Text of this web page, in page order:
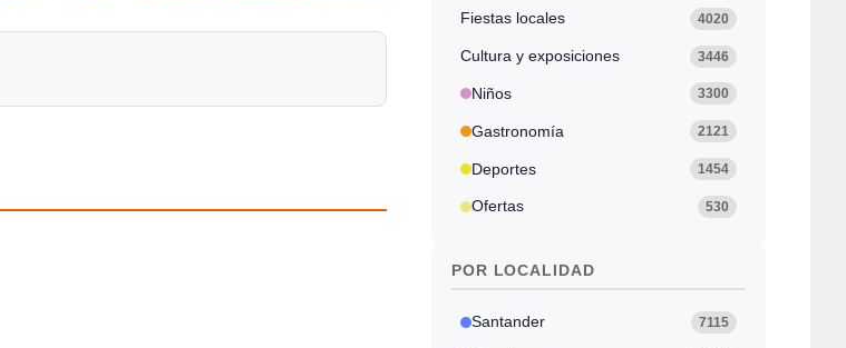
Fiestas locales 4020
Cultura y exposiciones 3446
Niños 3300
Gastronomía 2121
Deportes 1454
Ofertas 530
POR LOCALIDAD
Santander 7115